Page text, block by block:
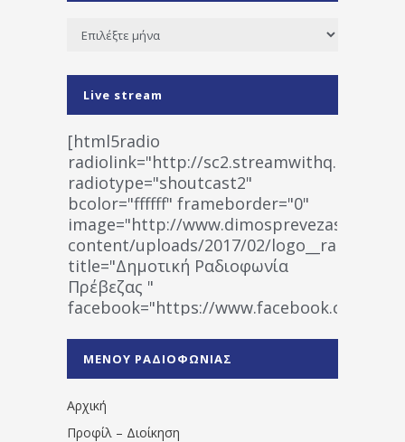
Ιστορικό
Live stream
[html5radio
radiolink="http://
radiotype="shoutcast2"
bcolor="ffffff" frameborder="0"
image="http://www.dimosprevezas.gr/wp-
content/uploads/2017/02/
title="Δημοτική Ραδιοφωνία
Πρέβεζας "
facebook="https://www.facebook.com/
1531194763766854/" artist="" ]
ΜΕΝΟΥ ΡΑΔΙΟΦΩΝΙΑΣ
Αρχική
Προφίλ – Διοίκηση